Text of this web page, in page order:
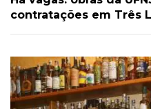
contratações em Três